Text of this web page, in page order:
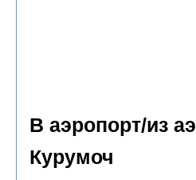
В аэропорт/из
Курумоч